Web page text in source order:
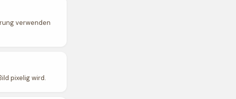
verwenden
pixelig wird.